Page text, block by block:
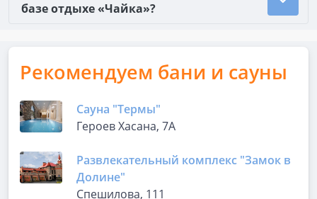
базе отдыхе «Чайка»?
Рекомендуем бани и сауны
Сауна "Термы"
Героев Хасана, 7А
Развлекательный комплекс "Замок в
Долине"
Спешилова, 111